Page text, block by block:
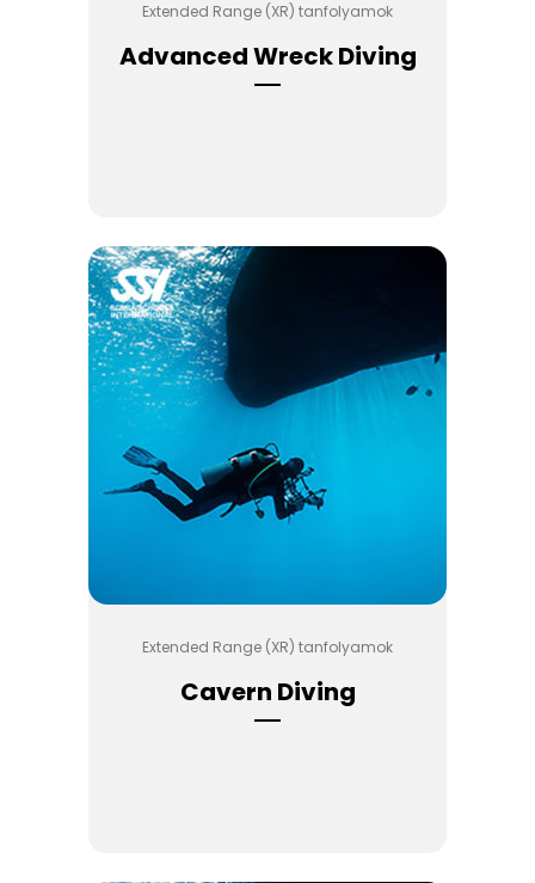
Extended Range (XR) tanfolyamok
Advanced Wreck Diving
Extended Range (XR) tanfolyamok
Cavern Diving